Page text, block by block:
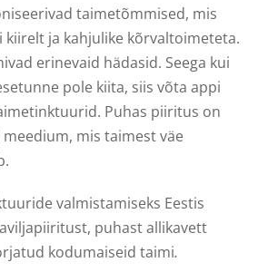
taimetõmmised, mis
ja kahjulike kõrvaltoimeteta.
erinevaid hädasid. Seega kui
pole kiita, siis võta appi
Puhas piiritus on
mis taimest väe
valmistamiseks Eestis
puhast allikavett
kodumaiseid taimi.